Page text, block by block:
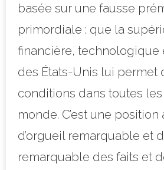
basée sur une fausse
primordiale : que la
financière, technologique
des États-Unis lui permet
conditions dans toutes
monde. C’est une position
d’orgueil remarquable et
remarquable des faits et